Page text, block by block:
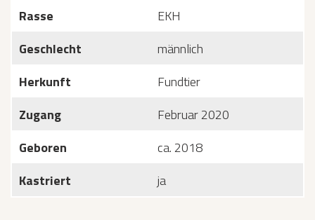
Rasse
EKH
Geschlecht
männlich
Herkunft
Fundtier
Zugang
Februar 2020
Geboren
ca. 2018
Kastriert
ja